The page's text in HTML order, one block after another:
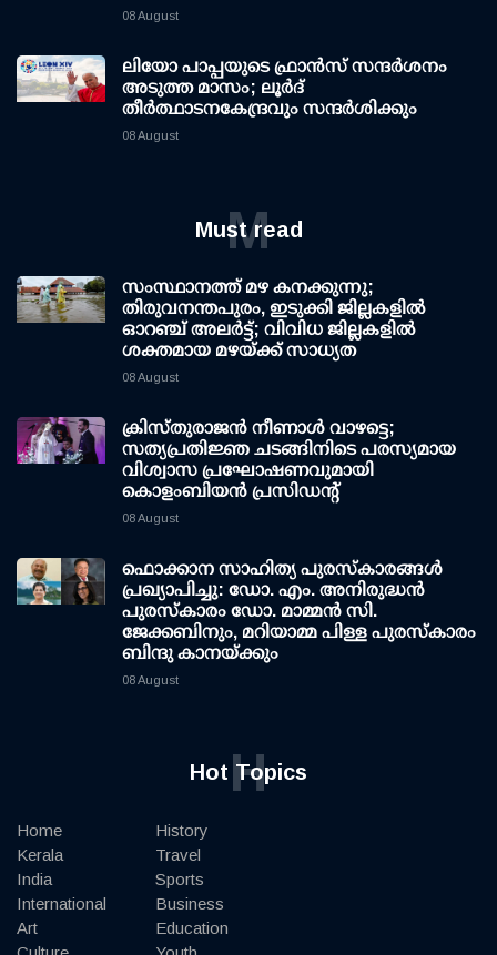
08 August
ലിയോ പാപ്പയുടെ ഫ്രാൻസ് സന്ദർശനം
അടുത്ത മാസം; ലൂർദ്
തീർത്ഥാടനകേന്ദ്രവും സന്ദർശിക്കും
08 August
Must read
M
സംസ്ഥാനത്ത് മഴ കനക്കുന്നു;
തിരുവനന്തപുരം, ഇടുക്കി ജില്ലകളിൽ
ഓറഞ്ച് അലർട്ട്; വിവിധ ജില്ലകളിൽ
ശക്തമായ മഴയ്ക്ക് സാധ്യത
08 August
ക്രിസ്തുരാജൻ നീണാൾ വാഴട്ടെ;
സത്യപ്രതിജ്ഞ ചടങ്ങിനിടെ പരസ്യമായ
വിശ്വാസ പ്രഘോഷണവുമായി
കൊളംബിയൻ പ്രസിഡന്റ്
08 August
ഫൊക്കാന സാഹിത്യ പുരസ്‌കാരങ്ങള്‍
പ്രഖ്യാപിച്ചു: ഡോ. എം. അനിരുദ്ധന്‍
പുരസ്‌കാരം ഡോ. മാമ്മന്‍ സി.
ജേക്കബിനും, മറിയാമ്മ പിള്ള പുരസ്‌കാരം
ബിന്ദു കാനയ്ക്കും
08 August
Hot Topics
H
Home
Kerala
India
International
Art
History
Travel
Sports
Business
Education